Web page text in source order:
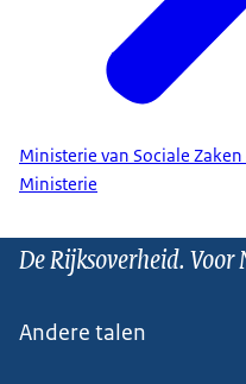
Ministerie van Sociale
Ministerie
De Rijksoverheid. Voor
Andere talen